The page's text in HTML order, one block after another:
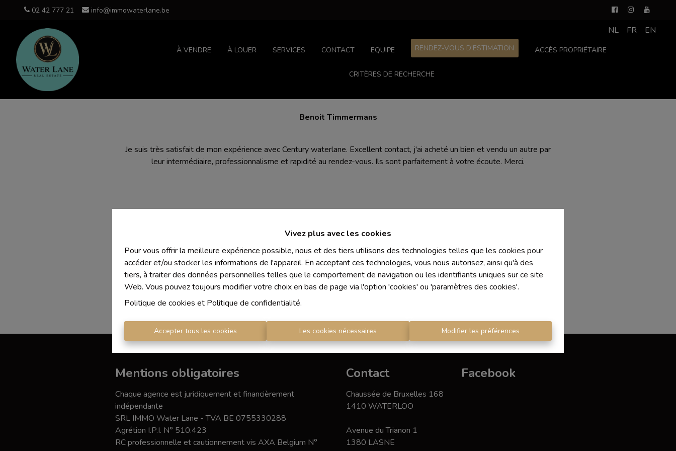
Vivez plus avec les cookies
Pour vous offrir la meilleure expérience possible, nous et des tiers utilisons des technologies telles que les cookies pour
accéder et/ou stocker les informations de l'appareil. En acceptant ces technologies, vous nous autorisez, ainsi qu'à des
tiers, à traiter des données personnelles telles que le comportement de navigation ou les identifiants uniques sur ce site
Web. Vous pouvez toujours modifier votre choix en bas de page via l'option 'cookies' ou 'paramètres des cookies'.
Politique de cookies et Politique de confidentialité.
Accepter tous les cookies Les cookies nécessaires Modifier les préférences
02 42 777 21 info@immowaterlane.be
À VENDRE À LOUER SERVICES CONTACT EQUIPE RENDEZ-VOUS D'ESTIMATION ACCÈS PROPRIÉTAIRE
CRITÈRES DE RECHERCHE
NL FR EN
Benoit Timmermans
Je suis très satisfait de mon expérience avec Century waterlane. Excellent contact, j'ai acheté un bien et vendu un autre par
leur intermédiaire, professionnalisme et rapidité au rendez-vous. Ils sont parfaitement à votre écoute. Merci.
Mentions obligatoires
Chaque agence est juridiquement et financièrement
indépendante
SRL IMMO Water Lane - TVA BE 0755330288
Agrétion I.P.I. N° 510.423
RC professionnelle et cautionnement vis AXA Belgium N°
Contact
Chaussée de Bruxelles 168
1410 WATERLOO
Avenue du Trianon 1
1380 LASNE
Facebook